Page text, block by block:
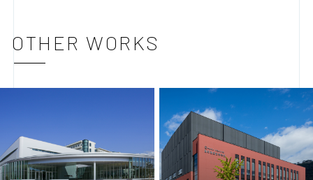
OTHER WORKS